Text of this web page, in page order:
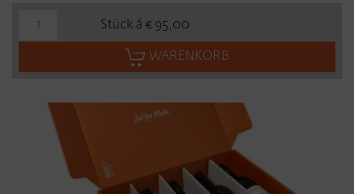
Stück á € 95,00
WARENKORB